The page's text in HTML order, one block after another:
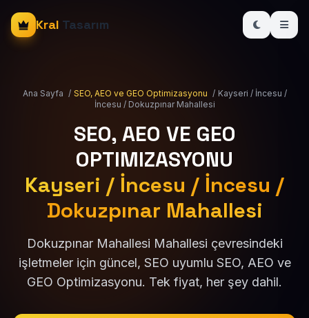
Kral Tasarım
Ana Sayfa / SEO, AEO ve GEO Optimizasyonu / Kayseri / İncesu /
İncesu / Dokuzpınar Mahallesi
SEO, AEO VE GEO
OPTIMIZASYONU
Kayseri / İncesu / İncesu /
Dokuzpınar Mahallesi
Dokuzpınar Mahallesi Mahallesi çevresindeki
işletmeler için güncel, SEO uyumlu SEO, AEO ve
GEO Optimizasyonu. Tek fiyat, her şey dahil.